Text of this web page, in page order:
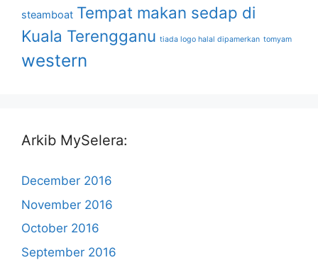
steamboat Tempat makan sedap di
Kuala Terengganu tiada logo halal dipamerkan tomyam
western
Arkib MySelera:
December 2016
November 2016
October 2016
September 2016